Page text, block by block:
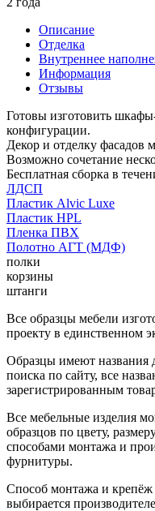
Описание
Отделка
Внутреннее
Информация
Отзывы
Готовы изготовить
конфигурации.
Декор и отделку фасадов
Возможно сочетание
Бесплатная сборка в
ЛДСП
Пластик Alvic Luxe
Пластик HPL
Пленка ПВХ
Полотно АГТ (МДФ)
полки
корзины
штанги
Все образцы мебели
проекту в единственном
Образцы имеют названия
поиска по сайту, все
зарегистрированным
Все мебельные изделия
образцов по цвету,
способами монтажа и
фурнитуры.
Способ монтажа и крепёж
выбирается